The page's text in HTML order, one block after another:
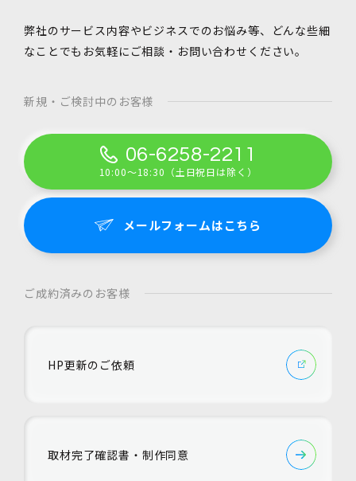
弊社のサービス内容やビジネスでのお悩み等、
どんな些細
なことでもお気軽にご相談・お問い合わせください。
新規・ご検討中のお客様
06-6258-2211
10:00～18:30（土日祝日は除く）
メールフォームはこちら
ご成約済みのお客様
HP更新のご依頼
取材完了確認書・制作同意